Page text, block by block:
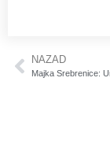
NAZAD